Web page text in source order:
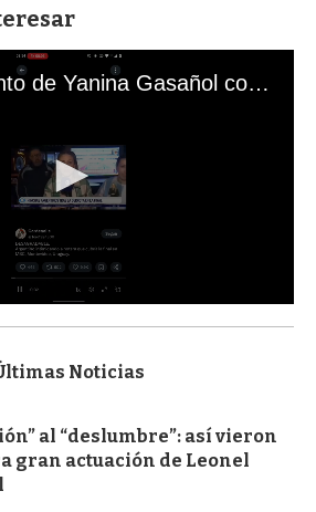
El mal momento de Yanina Gasañol con un hincha argentino en "Subrayado"
Noticias
al “deslumbre”: así vieron
gran actuación de Leonel